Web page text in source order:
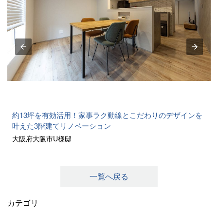
約13坪を有効活用！家事ラク動線とこだわりのデザインを
叶えた3階建てリノベーション
大阪府大阪市U様邸
一覧へ戻る
カテゴリ